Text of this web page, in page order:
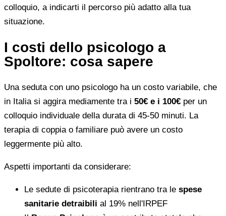
colloquio, a indicarti il percorso più adatto alla tua
situazione.
I costi dello psicologo a
Spoltore: cosa sapere
Una seduta con uno psicologo ha un costo variabile, che
in Italia si aggira mediamente tra i 50€ e i 100€ per un
colloquio individuale della durata di 45-50 minuti. La
terapia di coppia o familiare può avere un costo
leggermente più alto.
Aspetti importanti da considerare:
Le sedute di psicoterapia rientrano tra le spese
sanitarie detraibili al 19% nell'IRPEF